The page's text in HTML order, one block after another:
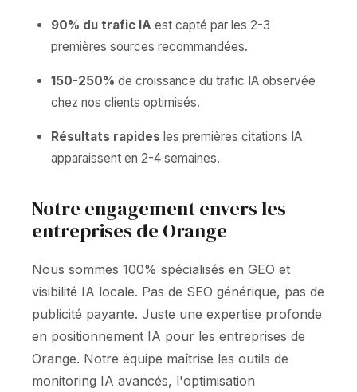
90% du trafic IA est capté par les 2-3
premières sources recommandées.
150-250% de croissance du trafic IA observée
chez nos clients optimisés.
Résultats rapides les premières citations IA
apparaissent en 2-4 semaines.
Notre engagement envers les
entreprises de Orange
Nous sommes 100% spécialisés en GEO et
visibilité IA locale. Pas de SEO générique, pas de
publicité payante. Juste une expertise profonde
en positionnement IA pour les entreprises de
Orange. Notre équipe maîtrise les outils de
monitoring IA avancés, l'optimisation